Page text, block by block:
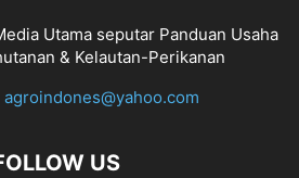
Utama seputar Panduan Usaha
& Kelautan-Perikanan
agroindones@yahoo.com
US